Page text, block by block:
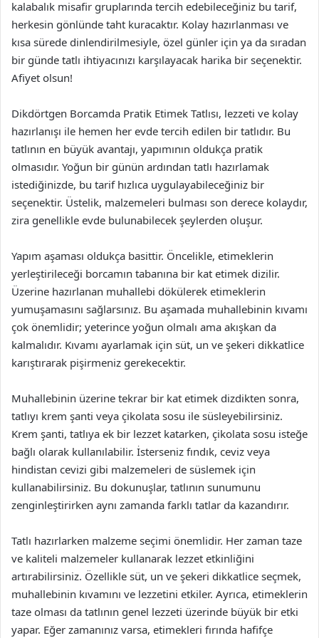
kalabalık misafir gruplarında tercih edebileceğiniz bu tarif,
herkesin gönlünde taht kuracaktır. Kolay hazırlanması ve
kısa sürede dinlendirilmesiyle, özel günler için ya da sıradan
bir günde tatlı ihtiyacınızı karşılayacak harika bir seçenektir.
Afiyet olsun!
Dikdörtgen Borcamda Pratik Etimek Tatlısı, lezzeti ve kolay
hazırlanışı ile hemen her evde tercih edilen bir tatlıdır. Bu
tatlının en büyük avantajı, yapımının oldukça pratik
olmasıdır. Yoğun bir günün ardından tatlı hazırlamak
istediğinizde, bu tarif hızlıca uygulayabileceğiniz bir
seçenektir. Üstelik, malzemeleri bulması son derece kolaydır,
zira genellikle evde bulunabilecek şeylerden oluşur.
Yapım aşaması oldukça basittir. Öncelikle, etimeklerin
yerleştirileceği borcamın tabanına bir kat etimek dizilir.
Üzerine hazırlanan muhallebi dökülerek etimeklerin
yumuşamasını sağlarsınız. Bu aşamada muhallebinin kıvamı
çok önemlidir; yeterince yoğun olmalı ama akışkan da
kalmalıdır. Kıvamı ayarlamak için süt, un ve şekeri dikkatlice
karıştırarak pişirmeniz gerekecektir.
Muhallebinin üzerine tekrar bir kat etimek dizdikten sonra,
tatlıyı krem şanti veya çikolata sosu ile süsleyebilirsiniz.
Krem şanti, tatlıya ek bir lezzet katarken, çikolata sosu isteğe
bağlı olarak kullanılabilir. İsterseniz fındık, ceviz veya
hindistan cevizi gibi malzemeleri de süslemek için
kullanabilirsiniz. Bu dokunuşlar, tatlının sunumunu
zenginleştirirken aynı zamanda farklı tatlar da kazandırır.
Tatlı hazırlarken malzeme seçimi önemlidir. Her zaman taze
ve kaliteli malzemeler kullanarak lezzet etkinliğini
artırabilirsiniz. Özellikle süt, un ve şekeri dikkatlice seçmek,
muhallebinin kıvamını ve lezzetini etkiler. Ayrıca, etimeklerin
taze olması da tatlının genel lezzeti üzerinde büyük bir etki
yapar. Eğer zamanınız varsa, etimekleri fırında hafifçe